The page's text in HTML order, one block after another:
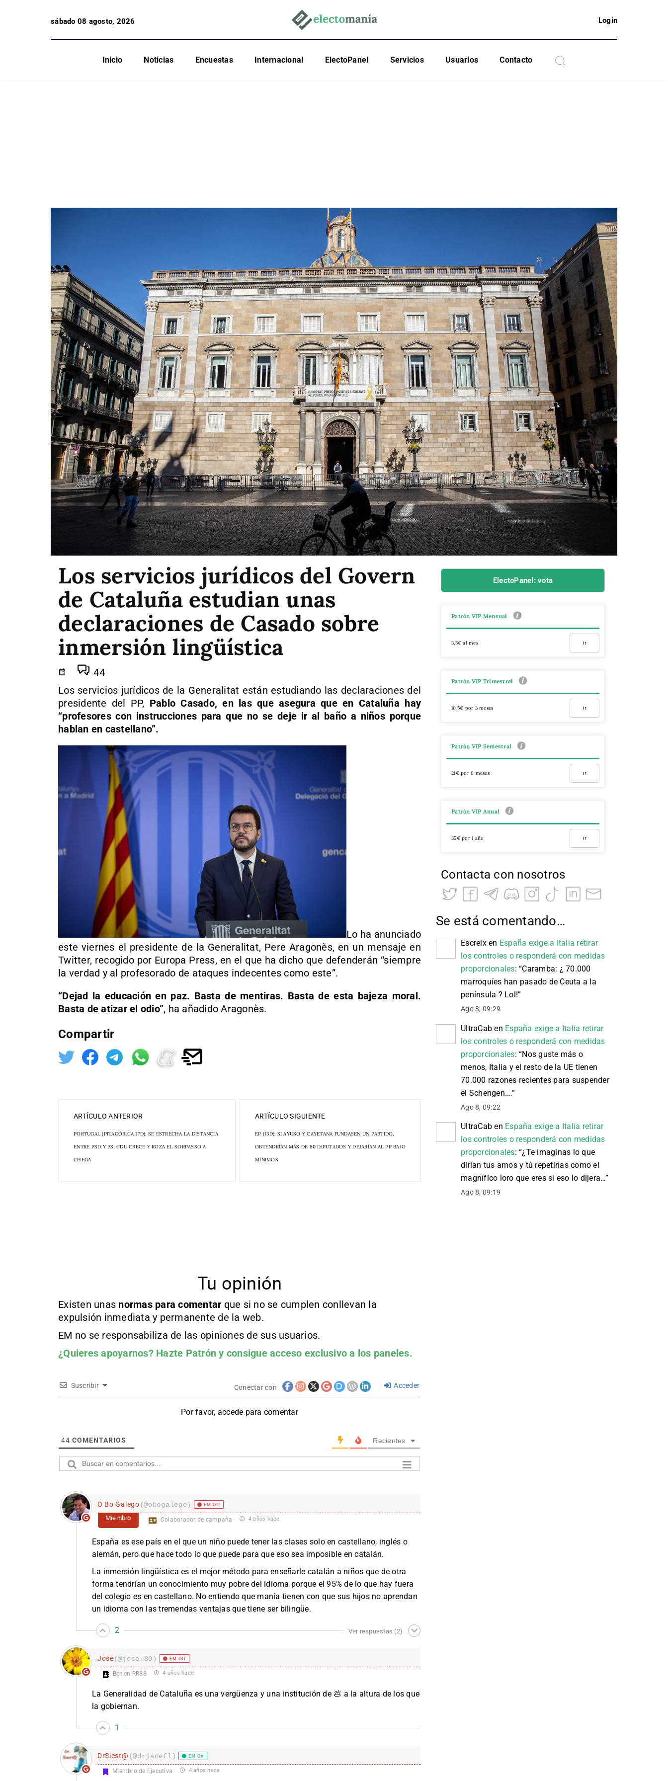
sábado 08 agosto, 2026 Login
Inicio Noticias Encuestas Internacional ElectoPanel Servicios Usuarios Contacto
Los servicios jurídicos del Govern
de Cataluña estudian unas
declaraciones de Casado sobre
inmersión lingüística
44
Los servicios jurídicos de la Generalitat están estudiando las declaraciones del
presidente del PP, Pablo Casado, en las que asegura que en Cataluña hay
“profesores con instrucciones para que no se deje ir al baño a niños porque
hablan en castellano”.
Lo ha anunciado
este viernes el presidente de la Generalitat, Pere Aragonès, en un mensaje en
Twitter, recogido por Europa Press, en el que ha dicho que defenderán “siempre
la verdad y al profesorado de ataques indecentes como este”.
“Dejad la educación en paz. Basta de mentiras. Basta de esta bajeza moral.
Basta de atizar el odio”, ha añadido Aragonès.
Compartir
ARTÍCULO ANTERIOR
PORTUGAL (PITAGÓRICA 17D): SE ESTRECHA LA DISTANCIA
ENTRE PSD Y PS. CDU CRECE Y ROZA EL SORPASSO A
CHEGA
ARTÍCULO SIGUIENTE
EP (13D): SI AYUSO Y CAYETANA FUNDASEN UN PARTIDO,
OBTENDRÍAN MÁS DE 80 DIPUTADOS Y DEJARÍAN AL PP BAJO
MÍNIMOS
Tu opinión
Existen unas normas para comentar que si no se cumplen conllevan la
expulsión inmediata y permanente de la web.
EM no se responsabiliza de las opiniones de sus usuarios.
¿Quieres apoyarnos? Hazte Patrón y consigue acceso exclusivo a los paneles.
Suscribir Conectar con Acceder
Por favor, accede para comentar
44 COMENTARIOS Recientes
O Bo Galego(@obogalego) EM Off
Miembro Colaborador de campaña 4 años hace
España es ese país en el que un niño puede tener las clases solo en castellano, inglés o
alemán, pero que hace todo lo que puede para que eso sea imposible en catalán.
La inmersión lingüística es el mejor método para enseñarle catalán a niños que de otra
forma tendrían un conocimiento muy pobre del idioma porque el 95% de lo que hay fuera
del colegio es en castellano. No entiendo que manía tienen con que sus hijos no aprendan
un idioma con las tremendas ventajas que tiene ser bilingüe.
2 Ver respuestas (2)
Jose(@jose-39) EM Off
Bot en RRSS 4 años hace
La Generalidad de Cataluña es una vergüenza y una institución de 💩 a la altura de los que
la gobiernan.
1
DrSiest@ (@drjanefl) EM On
Miembro de Ejecutiva 4 años hace
ElectoPanel: vota
Patrón VIP Mensual
3,5€ al mes Ir
Patrón VIP Trimestral
10,5€ por 3 meses Ir
Patrón VIP Semestral
21€ por 6 meses Ir
Patrón VIP Anual
35€ por 1 año Ir
Contacta con nosotros
Se está comentando…
Escreixen España exige a Italia retirar
los controles o responderá con medidas
proporcionales: “Caramba: ¿ 70.000
marroquíes han pasado de Ceuta a la
península ? Lol!”
Ago 8, 09:29
UltraCab en España exige a Italia retirar
los controles o responderá con medidas
proporcionales: “Nos guste más o
menos, Italia y el resto de la UE tienen
70.000 razones recientes para suspender
el Schengen.…”
Ago 8, 09:22
UltraCab en España exige a Italia retirar
los controles o responderá con medidas
proporcionales: “¿Te imaginas lo que
dirían tus amos y tú repetirías como el
magnífico loro que eres si eso lo dijera…”
Ago 8, 09:19